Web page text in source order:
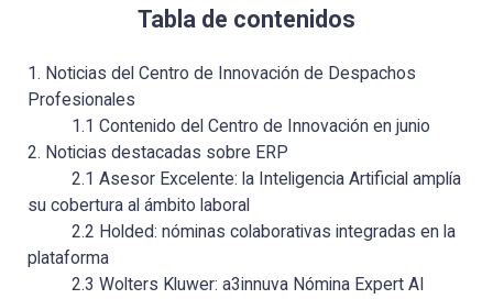
Tabla de contenidos
1. Noticias del Centro de Innovación de Despachos
Profesionales
1.1 Contenido del Centro de Innovación en junio
2. Noticias destacadas sobre ERP
2.1 Asesor Excelente: la Inteligencia Artificial amplía
su cobertura al ámbito laboral
2.2 Holded: nóminas colaborativas integradas en la
plataforma
2.3 Wolters Kluwer: a3innuva Nómina Expert AI